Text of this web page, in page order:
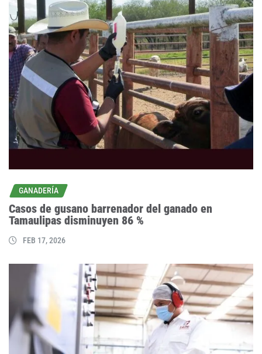
GANADERÍA
Casos de gusano barrenador del ganado en
Tamaulipas disminuyen 86 %
FEB 17, 2026